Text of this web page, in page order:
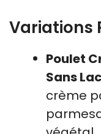
Variations
Poulet
Sans
crème